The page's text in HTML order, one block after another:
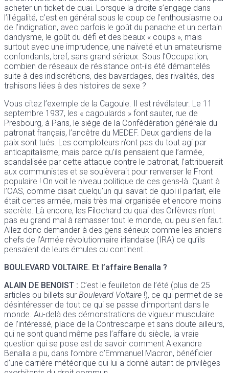
acheter un ticket de quai. Lorsque la droite s’engage dans
l’illégalité, c’est en général sous le coup de l’enthousiasme ou
de l’indignation, avec parfois le goût du panache et un certain
dandysme, le goût du défi et des beaux « coups », mais
surtout avec une imprudence, une naïveté et un amateurisme
confondants, bref, sans grand sérieux. Sous l’Occupation,
combien de réseaux de résistance ont-ils été démantelés
suite à des indiscrétions, des bavardages, des rivalités, des
trahisons liées à des histoires de sexe ?
Vous citez l’exemple de la Cagoule. Il est révélateur. Le 11
septembre 1937, les « cagoulards » font sauter, rue de
Presbourg, à Paris, le siège de la Confédération générale du
patronat français, l’ancêtre du MEDEF. Deux gardiens de la
paix sont tués. Les comploteurs n’ont pas du tout agi par
anticapitalisme, mais parce qu’ils pensaient que l’armée,
scandalisée par cette attaque contre le patronat, l’attribuerait
aux communistes et se soulèverait pour renverser le Front
populaire ! On voit le niveau politique de ces gens-là. Quant à
l’OAS, comme disait quelqu’un qui savait de quoi il parlait, elle
était certes armée, mais très mal organisée et encore moins
secrète. Là encore, les Filochard du quai des Orfèvres n’ont
pas eu grand mal à ramasser tout le monde, ou peu s’en faut.
Allez donc demander à des gens sérieux comme les anciens
chefs de l’Armée révolutionnaire irlandaise (IRA) ce qu’ils
pensaient de leurs émules du continent…
BOULEVARD VOLTAIRE. Et l’affaire Benalla ?
ALAIN DE BENOIST : C’est le feuilleton de l’été (plus de 25
articles ou billets sur Boulevard Voltaire !), ce qui permet de se
désintéresser de tout ce qui se passe d’important dans le
monde. Au-delà des démonstrations de vigueur musculaire
de l’intéressé, place de la Contrescarpe et sans doute ailleurs,
qui ne sont quand même pas l’affaire du siècle, la vraie
question qui se pose est de savoir comment Alexandre
Benalla a pu, dans l’ombre d’Emmanuel Macron, bénéficier
d’une carrière météorique qui lui a donné autant de privilèges